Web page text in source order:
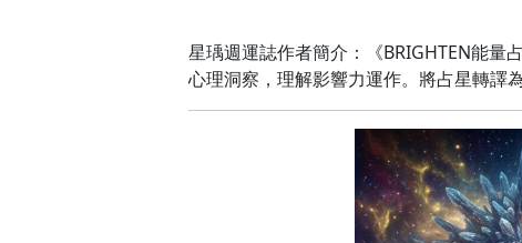
星瑀週運誌作者簡介：《BRIGHTEN能量
心理洞察，理解影響力運作。將占星轉譯